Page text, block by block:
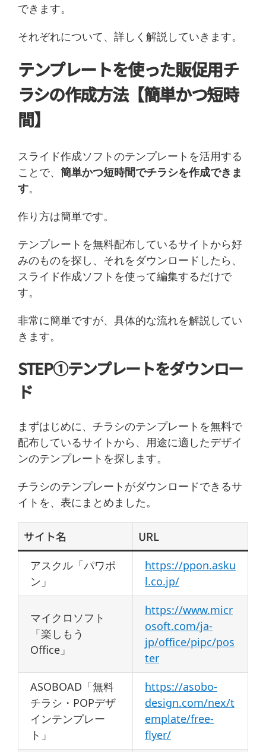
できます。
それぞれについて、詳しく解説していきます。
テンプレートを使った販促用チ
ラシの作成方法【簡単かつ短時
間】
スライド作成ソフトのテンプレートを活用する
ことで、 簡単かつ短時間でチラシを作成できま
す。
作り方は簡単です。
テンプレートを無料配布しているサイトから好
みのものを探し、それをダウンロードしたら、
スライド作成ソフトを使って編集するだけで
す。
非常に簡単ですが、具体的な流れを解説してい
きます。
STEP①テンプレートをダウンロー
ド
まずはじめに、チラシのテンプレートを無料で
配布しているサイトから、用途に適したデザイ
ンのテンプレートを探します。
チラシのテンプレートがダウンロードできるサ
イトを、表にまとめました。
サイト名 URL
アスクル「パワポ
ン」
https://ppon.asku
l.co.jp/
マイクロソフト
「楽しもう
Office」
https://www.micr
osoft.com/ja-
jp/office/pipc/pos
ter
ASOBOAD「無料
チラシ・POPデザ
インテンプレー
ト」
https://asobo-
design.com/nex/t
emplate/free-
flyer/